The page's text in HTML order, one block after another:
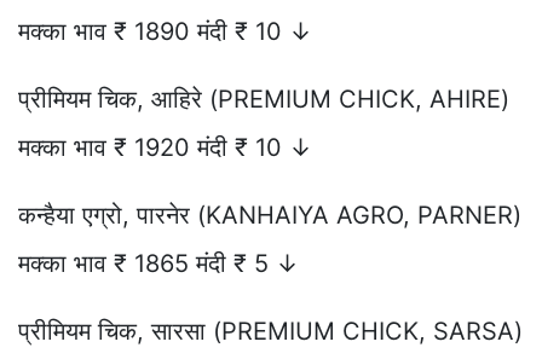
मक्का भाव ₹ 1890 मंदी ₹ 10 ↓
प्रीमियम चिक, आहिरे (PREMIUM CHICK, AHIRE)
मक्का भाव ₹ 1920 मंदी ₹ 10 ↓
कन्हैया एग्रो, पारनेर (KANHAIYA AGRO, PARNER)
मक्का भाव ₹ 1865 मंदी ₹ 5 ↓
प्रीमियम चिक, सारसा (PREMIUM CHICK, SARSA)